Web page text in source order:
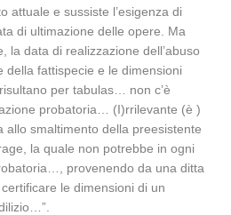
attuale e sussiste l’esigenza di
di ultimazione delle opere. Ma
la data di realizzazione dell’abuso
della fattispecie e le dimensioni
per tabulas… non c’è
probatoria… (I)rrilevante (è )
allo smaltimento della preesistente
la quale non potrebbe in ogni
provenendo da una ditta
le dimensioni di un